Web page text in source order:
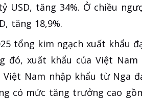
USD, tăng 34%. Ở chiều
tăng 18,9%.
tổng kim ngạch xuất khẩu
đó, xuất khẩu của Việt
Việt Nam nhập khẩu từ Nga
có mức tăng trưởng cao